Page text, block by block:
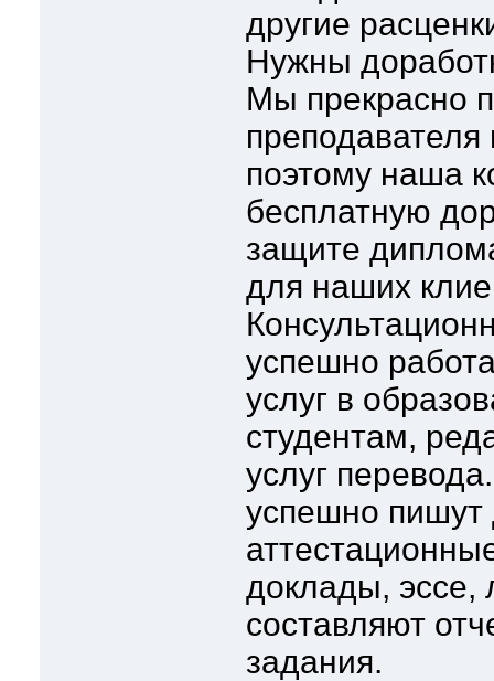
другие
Нужны
Мы прекрасно
поэтому наша
бесплатную
защите
для наших
успешно
услуг в
студентам,
услуг
успешно пишут
доклады, эссе,
составляют
задания.